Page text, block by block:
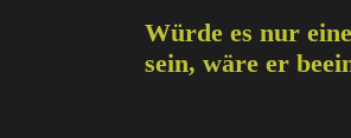
Würde es nur
sein, wäre er